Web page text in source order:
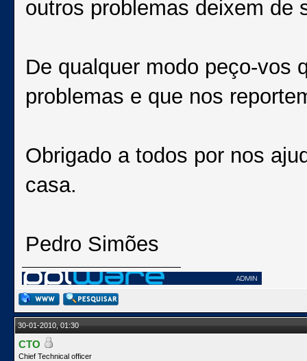
outros problemas deixem de
De qualquer modo peço-vos
problemas e que nos
Obrigado a todos por nos
casa.
Pedro Simões
30-01-2010, 01:30
CTO
Chief Technical officer